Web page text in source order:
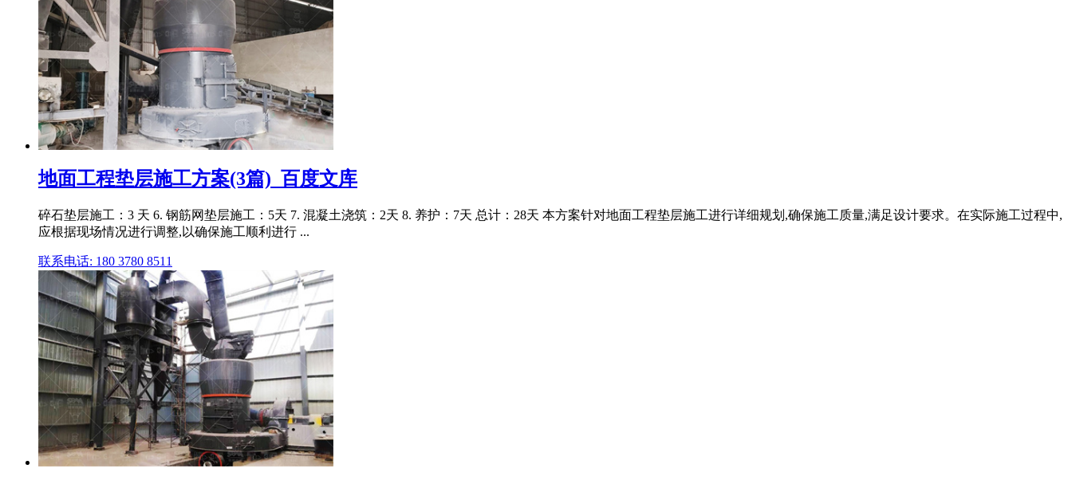
地面工程垫层施工方案(3篇)_百度文库
碎石垫层施工：3 天 6. 钢筋网垫层施工：5天 7. 混凝土浇筑：2天 8. 养护：7天 总计：28天 本方案针对地面工程垫层施工进行详细规划,确保施工质量,满足设计要求。在实际施工过程中,
应根据现场情况进行调整,以确保施工顺利进行 ...
联系电话: 180 3780 8511